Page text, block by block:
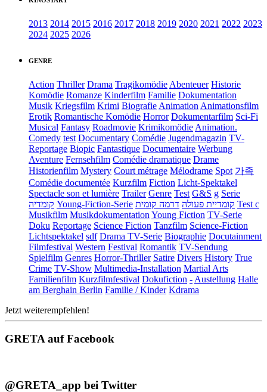
2013 2014 2015 2016 2017 2018 2019 2020 2021 2022 2023
2024 2025 2026
GENRE
Action Thriller Drama Tragikomödie Abenteuer Historie
Komödie Romanze Kinderfilm Familie Dokumentation
Musik Kriegsfilm Krimi Biografie Animation Animationsfilm
Erotik Romantische Komödie Horror Dokumentarfilm Sci-Fi
Musical Fantasy Roadmovie Krimikomödie Animation.
Comedy test Documentary Comédie Jugendmagazin TV-
Reportage Biopic Fantastique Documentaire Werbung
Aventure Fernsehfilm Comédie dramatique Drame
Historienfilm Mystery Court métrage Mélodrame Spot 가족
Comédie documentée Kurzfilm Fiction Licht-Spektakel
Spectacle son et lumière Trailer Genre Test G&S g Serie
קומדיה Young-Fiction-Serie קומדיית פעולה דרמה קומית
Test c
Musikfilm Musikdokumentation Young Fiction TV-Serie
Doku Reportage Science Fiction Tanzfilm Science-Fiction
Lichtspektakel sdf Drama TV-Serie Biographie Docutainment
Filmfestival Western Festival Romantik TV-Sendung
Spielfilm Genres Horror-Thriller Satire Divers History True
Crime TV-Show Multimedia-Installation Martial Arts
Familienfilm Kurzfilmfestival Dokufiction - Austellung Halle
am Berghain Berlin Familie / Kinder Kdrama
Jetzt weiterempfehlen!
GRETA auf Facebook
@GRETA_app bei Twitter